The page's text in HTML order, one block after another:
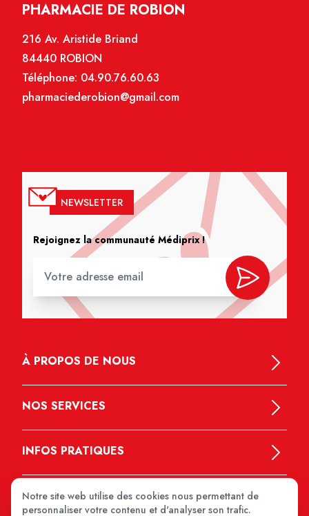
PHARMACIE DE ROBION
216 Av. Aristide Briand
84440 ROBION
Téléphone: 04.90.76.60.63
pharmaciederobion@gmail.com
NEWSLETTER
Rejoignez la communauté Médiprix !
À PROPOS DE NOUS
NOS SERVICES
INFOS PRATIQUES
Notre site web utilise des cookies nous permettant de
personnaliser votre contenu et d'analyser son trafic.